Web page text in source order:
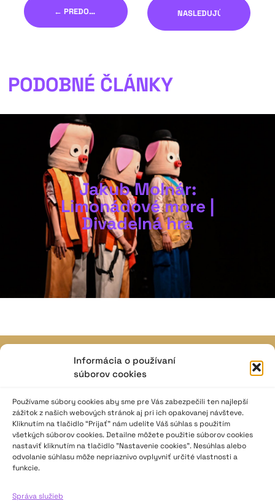
Informácia o používaní
súborov cookies
Používame súbory cookies aby sme pre Vás zabezpečili ten najlepší
zážitok z našich webových stránok aj pri ich opakovanej návšteve.
Kliknutím na tlačidlo “Prijať” nám udelíte Váš súhlas s použitím
všetkých súborov cookies. Detailne môžete použitie súborov cookies
nastaviť kliknutím na tlačidlo "Nastavenie cookies". Nesúhlas alebo
odvolanie súhlasu môže nepriaznivo ovplyvniť určité vlastnosti a
funkcie.
Správa služieb
← PREDOŠLÝ NASLEDUJÚCI →
PODOBNÉ ČLÁNKY
Jakub Molnár:
Limonádové more |
Divadelná hra
e-mail: javisko.noc@nocka.sk
Nám. SNP č. 12, 812 34 Bratislava 1
Slovenská republika
2023–2025 ©